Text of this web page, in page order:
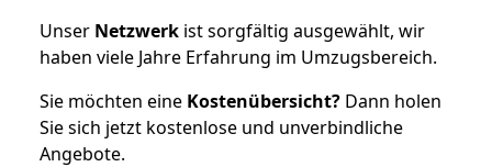
Unser Netzwerk ist sorgfältig ausgewählt, wir
haben viele Jahre Erfahrung im Umzugsbereich.
Sie möchten eine Kostenübersicht? Dann holen
Sie sich jetzt kostenlose und unverbindliche
Angebote.